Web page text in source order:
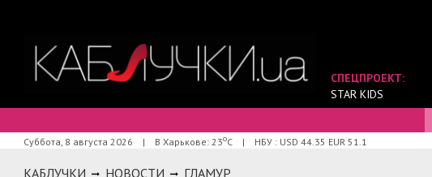
СПЕЦПРОЕКТ:
STAR KIDS
Суббота, 8 августа 2026 | В Харькове: 23оС | НБУ : USD 44.35 EUR 51.1
КАБЛУЧКИ НОВОСТИ ГЛАМУР